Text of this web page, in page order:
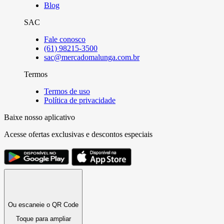
Blog
SAC
Fale conosco
(61) 98215-3500
sac@mercadomalunga.com.br
Termos
Termos de uso
Política de privacidade
Baixe nosso aplicativo
Acesse ofertas exclusivas e descontos especiais
Ou escaneie o QR Code
Toque para ampliar